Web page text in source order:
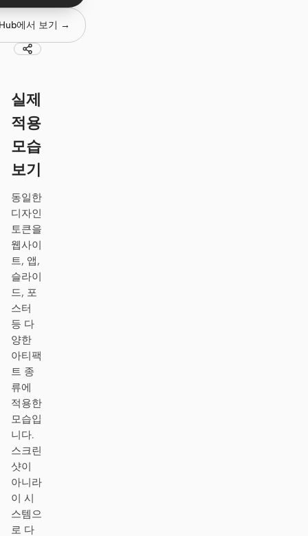
활용 사례
프로토타입
슬라이드
솔로 빌더
엔지니어링
마케팅
도구
AI 와이어프레임 생성기
AI 프로토타입 생성기
디자인에서 코드로
템플릿
에서 보기 →
실제
적용
모습
보기
동일한
디자인
토큰을
웹사이
트, 앱,
슬라이
드, 포
스터
등 다
양한
아티팩
트 종
류에
적용한
모습입
니다.
스크린
샷이
아니라
이 시
스템으
로 다